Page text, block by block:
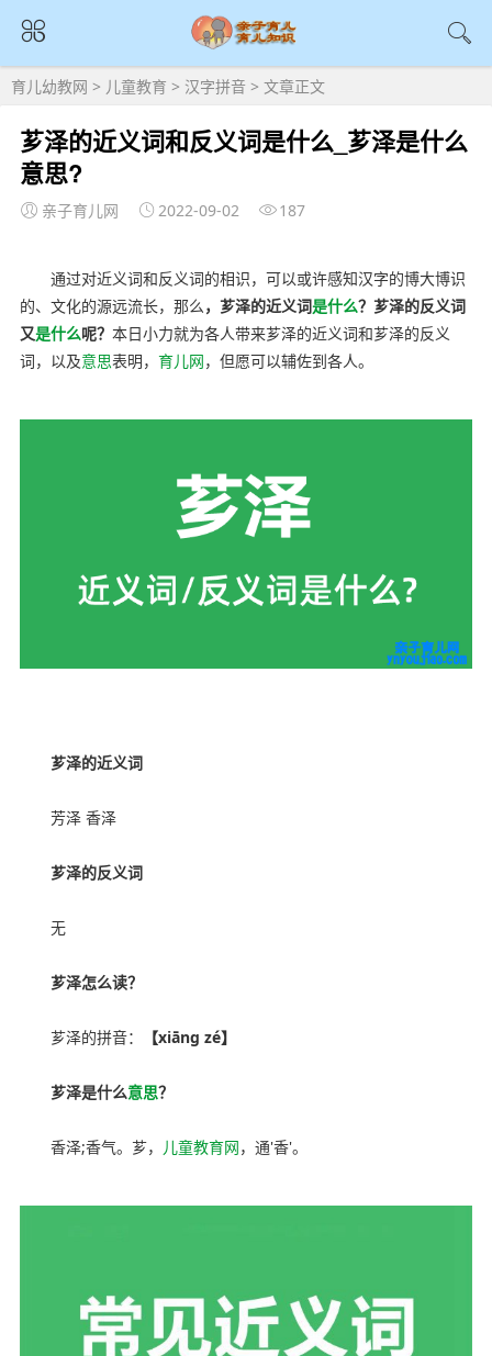
育儿幼教网 > 儿童教育 > 汉字拼音 > 文章正文
芗泽的近义词和反义词是什么_芗泽是什么
意思?
亲子育儿网 2022-09-02 187
通过对近义词和反义词的相识，可以或许感知汉字的博大博识
的、文化的源远流长，那么，芗泽的近义词是什么？芗泽的反义词
又是什么呢？ 本日小力就为各人带来芗泽的近义词和芗泽的反义
词，以及意思表明， 育儿网，但愿可以辅佐到各人。
芗泽的近义词
芳泽 香泽
芗泽的反义词
无
芗泽怎么读？
芗泽的拼音： 【xiāng zé】
芗泽是什么意思？
香泽;香气。芗， 儿童教育网，通'香'。